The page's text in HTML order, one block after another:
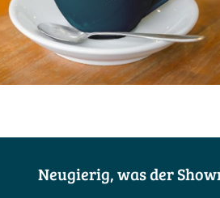
Neugierig, was der